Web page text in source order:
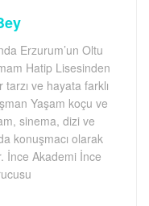
Erzurum’un Oltu
Hatip Lisesinden
ve hayata farklı
Yaşam koçu ve
sinema, dizi ve
konuşmacı olarak
İnce Akademi İnce